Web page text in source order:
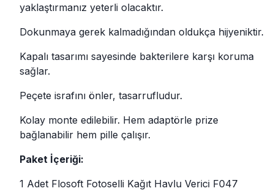
yaklaştırmanız yeterli olacaktır.
Dokunmaya gerek kalmadığından oldukça hijyeniktir.
Kapalı tasarımı sayesinde bakterilere karşı koruma
sağlar.
Peçete israfını önler, tasarrufludur.
Kolay monte edilebilir. Hem adaptörle prize
bağlanabilir hem pille çalışır.
Paket İçeriği:
1 Adet Flosoft Fotoselli Kağıt Havlu Verici F047